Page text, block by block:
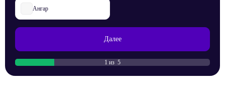
Ангар
Далее
1 из 5